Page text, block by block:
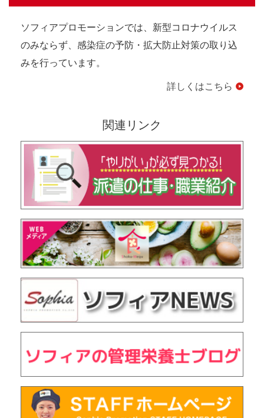
ソフィアプロモーションでは、新型コロナウイルス
のみならず、感染症の予防・拡大防止対策の取り込
みを行っています。
詳しくはこちら
関連リンク